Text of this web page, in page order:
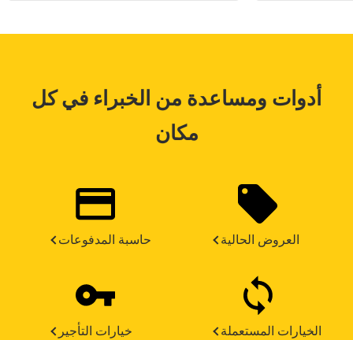
أدوات ومساعدة من الخبراء في كل
مكان
حاسبة المدفوعات العروض الحالية
خيارات التأجير الخيارات المستعملة